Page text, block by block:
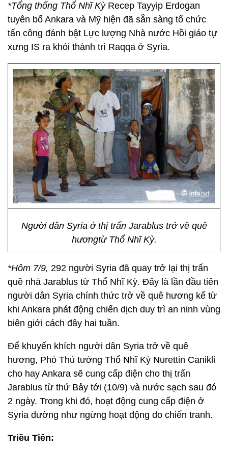
*Tổng thống Thổ Nhĩ KỳRecep Tayyip Erdogan
tuyên bố Ankara và Mỹ hiện đã sẵn sàng tổ chức
tấn công đánh bật Lực lượng Nhà nước Hồi giáo tự
xưng IS ra khỏi thành trì Raqqa ở Syria.
Người dân Syria ở thị trấn Jarablus trở vê quê
hươngtừ Thổ Nhĩ Kỳ.
*Hôm 7/9, 292 người Syria đã quay trở lại thị trấn
quê nhà Jarablus từ Thổ Nhĩ Kỳ. Đây là lần đầu tiên
người dân Syria chính thức trở về quê hương kể từ
khi Ankara phát động chiến dịch duy trì an ninh vùng
biên giới cách đây hai tuần.
Để khuyến khích người dân Syria trở về quê
hương, Phó Thủ tướng Thổ Nhĩ Kỳ Nurettin Canikli
cho hay Ankara sẽ cung cấp điện cho thị trấn
Jarablus từ thứ Bảy tới (10/9) và nước sạch sau đó
2 ngày. Trong khi đó, hoạt động cung cấp điện ở
Syria dường như ngừng hoạt động do chiến tranh.
Triều Tiên: